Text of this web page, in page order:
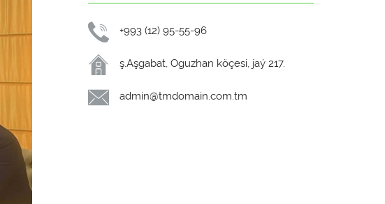
+993 (12) 95-55-96
ş.Aşgabat, Oguzhan köçesi, jaý 217.
admin@tmdomain.com.tm